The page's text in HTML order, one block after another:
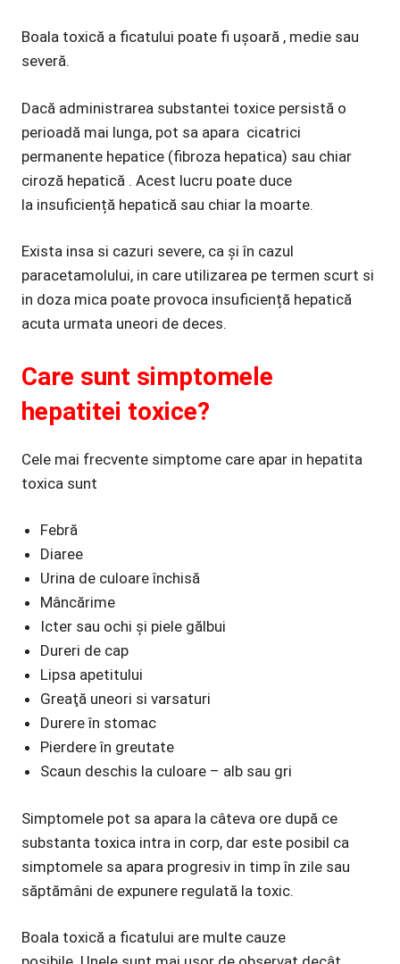
Boala toxică a ficatului poate fi ușoară , medie sau
severă.
Dacă administrarea substantei toxice persistă o
perioadă mai lunga, pot sa apara cicatrici
permanente hepatice (fibroza hepatica) sau chiar
ciroză hepatică . Acest lucru poate duce
la insuficiență hepatică sau chiar la moarte.
Exista insa si cazuri severe, ca și în cazul
paracetamolului, in care utilizarea pe termen scurt si
in doza mica poate provoca insuficiență hepatică
acuta urmata uneori de deces.
Care sunt simptomele
hepatitei toxice?
Cele mai frecvente simptome care apar in hepatita
toxica sunt
Febră
Diaree
Urina de culoare închisă
Mâncărime
Icter sau ochi și piele gălbui
Dureri de cap
Lipsa apetitului
Greaţă uneori si varsaturi
Durere în stomac
Pierdere în greutate
Scaun deschis la culoare – alb sau gri
Simptomele pot sa apara la câteva ore după ce
substanta toxica intra in corp, dar este posibil ca
simptomele sa apara progresiv in timp în zile sau
săptămâni de expunere regulată la toxic.
Boala toxică a ficatului are multe cauze